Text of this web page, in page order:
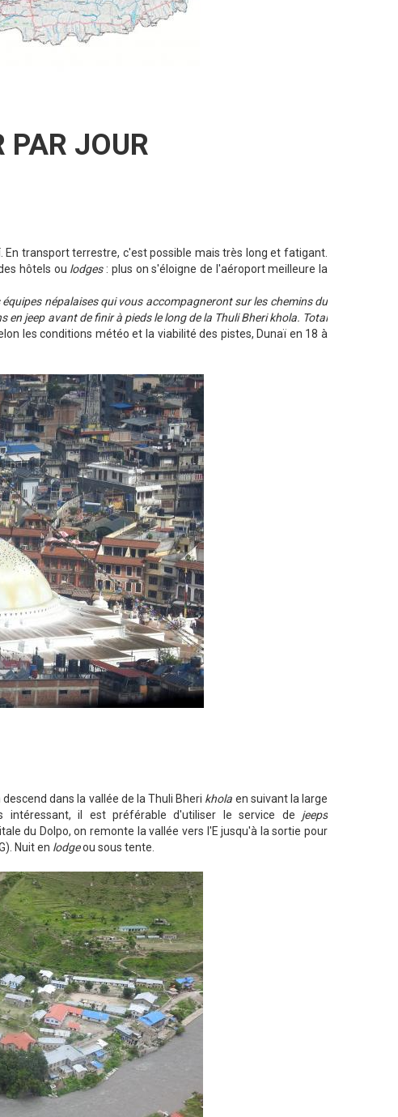
PAR JOUR
En transport terrestre, c'est possible mais très long et fatigant.
hôtels ou lodges: plus on s'éloigne de l'aéroport meilleure la
népalaises qui vous accompagneront sur les chemins du
jeep avant de finir à pieds le long de la Thuli Bheri khola. Total
les conditions météo et la viabilité des pistes, Dunaï en 18 à
dans la vallée de la Thuli Bheri khola en suivant la large
intéressant, il est préférable d'utiliser le service de jeeps
du Dolpo, on remonte la vallée vers l'E jusqu'à la sortie pour
Nuit en lodgeou sous tente.